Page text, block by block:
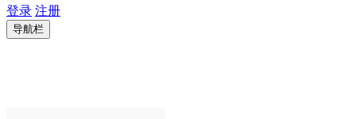
登录 注册
导航栏